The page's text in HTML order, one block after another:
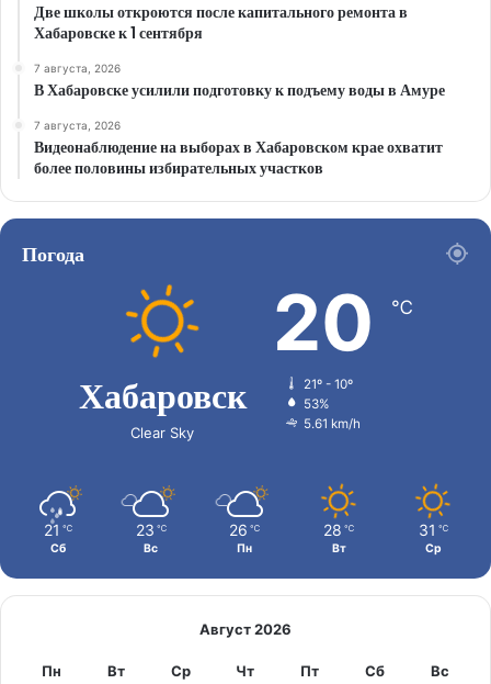
Две школы откроются после капитального ремонта в
Хабаровске к 1 сентября
7 августа, 2026
В Хабаровске усилили подготовку к подъему воды в Амуре
7 августа, 2026
Видеонаблюдение на выборах в Хабаровском крае охватит
более половины избирательных участков
Погода
Хабаровск
Clear Sky
20 ℃
21º - 10º
53%
5.61 km/h
21 ℃
Сб
23 ℃
Вс
26 ℃
Пн
28 ℃
Вт
31 ℃
Ср
Август 2026
Пн Вт Ср Чт Пт Сб Вс